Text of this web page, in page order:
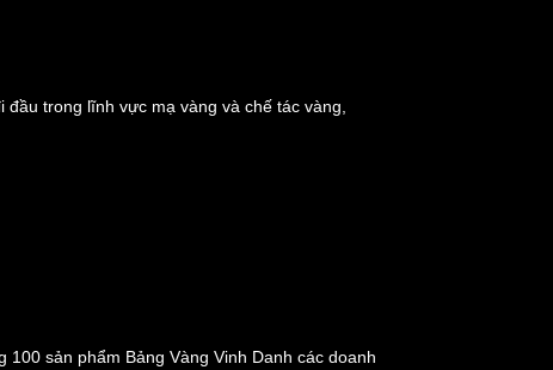
trong lĩnh vực mạ vàng và chế tác vàng,
100 sản phẩm Bảng Vàng Vinh Danh các doanh